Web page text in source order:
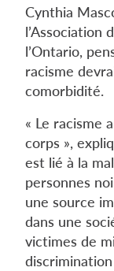
Cynthia
l’Association
l’Ontario,
racisme
comorbidité.
« Le racisme
corps »,
est lié à la
personnes
une source
dans une
victimes de